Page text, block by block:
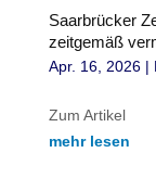
Saarbrücker
zeitgemäß
Apr. 16, 2026|
Zum Artikel
mehr lesen